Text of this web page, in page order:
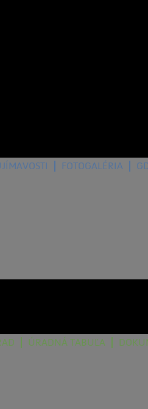
FOTOGALÉRIA
ÚRADNÁ TABUĽA